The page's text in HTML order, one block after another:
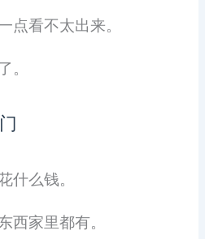
点看不太出来。
。
什么钱。
西家里都有。